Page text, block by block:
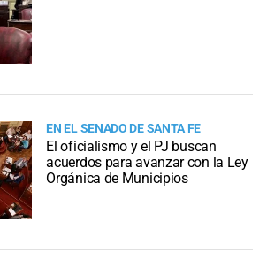
EN EL SENADO DE SANTA FE
El oficialismo y el PJ buscan
acuerdos para avanzar con la Ley
Orgánica de Municipios